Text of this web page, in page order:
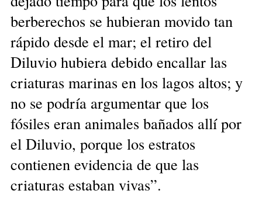
berberechos se hubieran movido tan
rápido desde el mar; el retiro del
Diluvio hubiera debido encallar las
criaturas marinas en los lagos altos; y
no se podría argumentar que los
fósiles eran animales bañados allí por
el Diluvio, porque los estratos
contienen evidencia de que las
criaturas estaban vivas”.